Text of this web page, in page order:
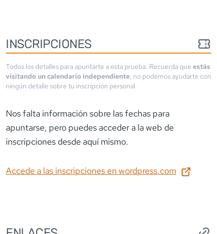
INSCRIPCIONES
Todos los detalles para apuntarte a esta prueba. Recuerda que estás
visitando un calendario independiente, no podemos ayudarte con
ningún detalle sobre tu inscripción personal.
Nos falta información sobre las fechas para
apuntarse, pero puedes acceder a la web de
inscripciones desde aquí mismo.
Accede a las inscripciones en wordpress.com